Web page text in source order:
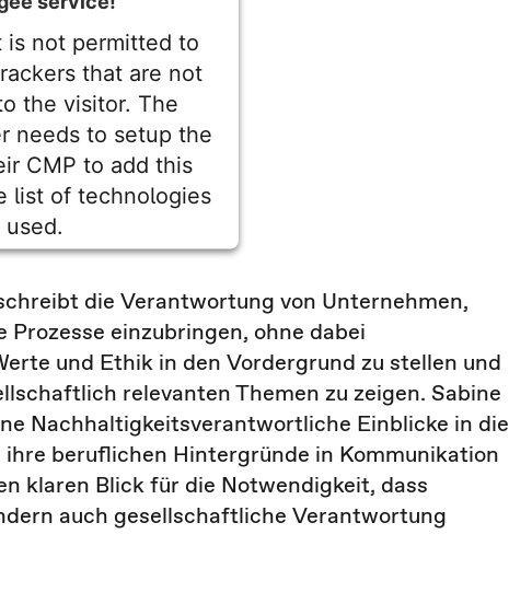
is not permitted to
that are not
the visitor. The
needs to setup the
CMP to add this
list of technologies
used.
Platform
die Verantwortung von Unternehmen,
einzubringen, ohne dabei
und Ethik in den Vordergrund zu stellen und
relevanten Themen zu zeigen. Sabine
Nachhaltigkeitsverantwortliche Einblicke in die
beruflichen Hintergründe in Kommunikation
klaren Blick für die Notwendigkeit, dass
auch gesellschaftliche Verantwortung